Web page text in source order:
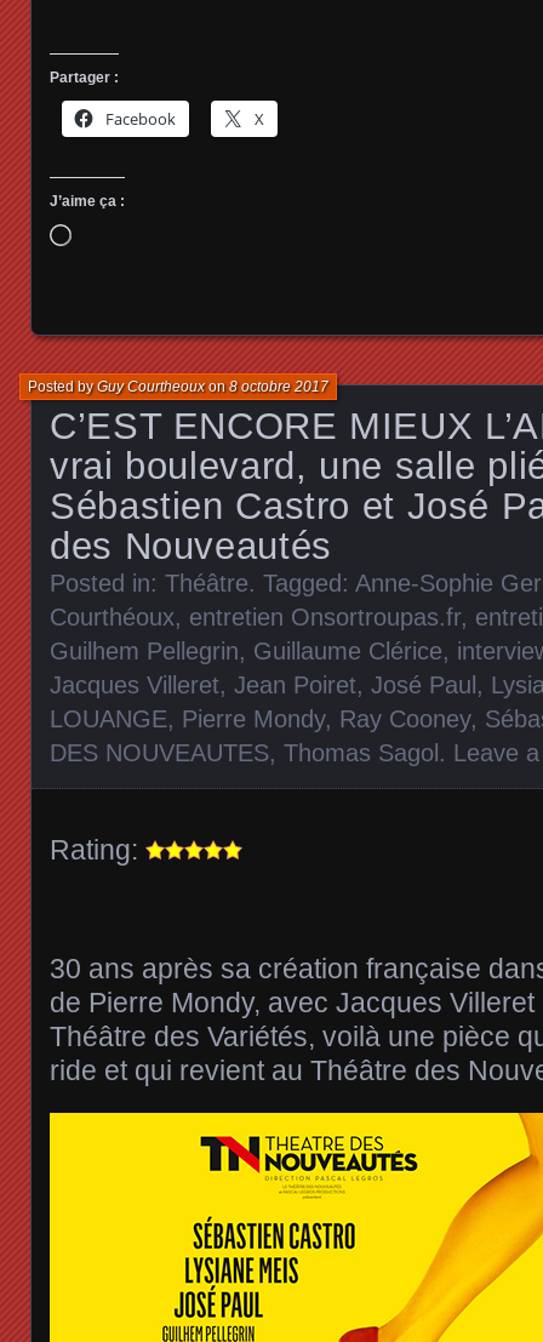
Partager :
Facebook X
J’aime ça :
Chargement…
C’EST ENCORE MIEUX
vrai boulevard, une salle
Sébastien Castro et José
des Nouveautés
Posted byGuy Courtheouxon8 octobre 2017
Posted in: Théâtre. Tagged: Anne-Sophie
Courthéoux, entretien Onsortroupas.fr,
Guilhem Pellegrin, Guillaume Clérice,
Jacques Villeret, Jean Poiret, José Paul,
LOUANGE, Pierre Mondy, Ray Cooney,
DES NOUVEAUTES, Thomas Sagol. Leave
Rating:
30 ans après sa création française
de Pierre Mondy, avec Jacques
Théâtre des Variétés, voilà une pièce
ride et qui revient au Théâtre des